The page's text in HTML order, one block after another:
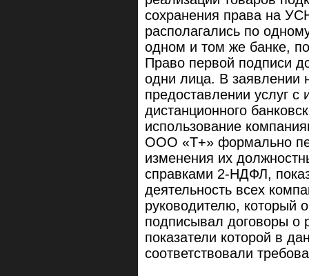
сохранения права на
располагались по
одном и том же банке,
Право первой подписи
одни лица. В заявлении
предоставлении услуг
дистанционного
использование
ООО «Т+» формально
изменения их
справками 2-НДФЛ,
деятельность всех
руководителю, который
подписывал договоры о
показатели которой в
соответствовали